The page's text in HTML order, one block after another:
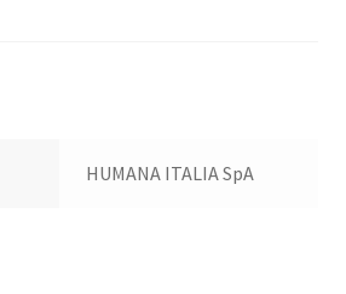
HUMANA ITALIA SpA